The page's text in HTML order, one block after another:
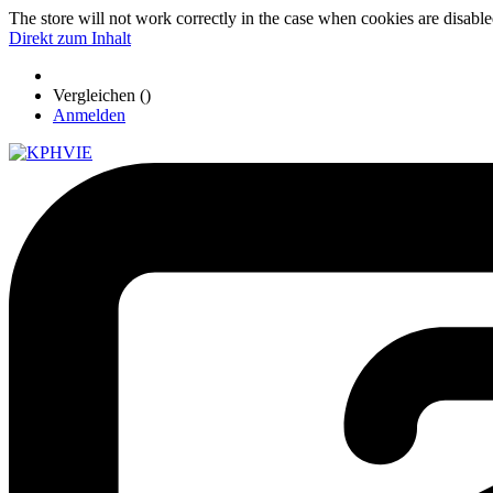
The store will not work correctly in the case when cookies are
Direkt zum Inhalt
Vergleichen ()
Anmelden